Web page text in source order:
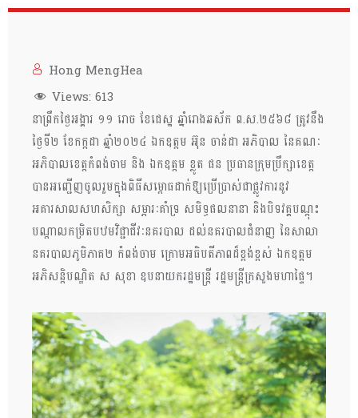
Hong MengHea
Views: 613
នាព្រឹកថ្ងៃអង្គារ ១១ រោច ខែជេស្ឋ ឆ្នាំរោងឆស័ក ព.ស.២៥៦៨ ត្រូវនឹង
ថ្ងៃទី២ ខែកក្កដា ឆ្នាំ២០២៤ ឯកឧត្តម អ៊ុន ចាន់ដា អភិបាល នៃគណៈ
អភិបាលខេត្តកំពង់ចាម និង ឯកឧត្តម ខ្លូត ផន ប្រធានក្រុមប្រឹក្សាខេត្ត
បានអញ្ជើញចូលរួមក្នុងពិធីសម្ពោធដាក់ឱ្យប្រើប្រាស់ជាផ្លូវការនូវ
អគារសាលសហសិក្សា សម្ភារៈគាំទ្រ សមិទ្ធផលនានា និងបិទវគ្គបណ្តុះ
បណ្តាលកម្រិតបឋមវិជ្ជាជីវៈនគរបាល ដល់នគរបាលជំនាញ នៃសាលា
នគរបាលភូមិភាគ២ កំពង់ចាម ក្រោមអធិបតីភាពដ៏ខ្ពង់ខ្ពស់ ឯកឧត្តម
អភិសន្តិបណ្ឌិត ស សុខា ឧបនាយករដ្ឋមន្ត្រី រដ្ឋមន្ត្រីក្រសួងមហាផ្ទៃ។